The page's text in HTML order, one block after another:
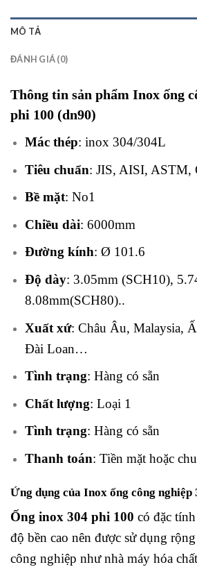
MÔ TẢ
ĐÁNH GIÁ (0)
Thông tin sản phẩm Inox ống
phi 100 (dn90)
Mác thép: inox 304/304L
Tiêu chuẩn: JIS, AISI, ASTM,
Bề mặt: No1
Chiều dài: 6000mm
Đường kính: Ø 101.6
Độ dày: 3.05mm (SCH10),
8.08mm(SCH80)..
Xuất xứ: Châu Âu, Malaysia,
Đài Loan…
Tình trạng: Hàng có sẵn
Chất lượng: Loại 1
Tình trạng: Hàng có sẵn
Thanh toán: Tiền mặt hoặc
Ứng dụng của Inox ống công nghiệp
Ống inox 304 phi 100 có đặc
độ bền cao nên được sử dụng
công nghiệp như nhà máy hóa